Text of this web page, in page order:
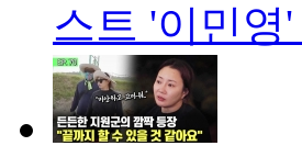
스트 '이민영